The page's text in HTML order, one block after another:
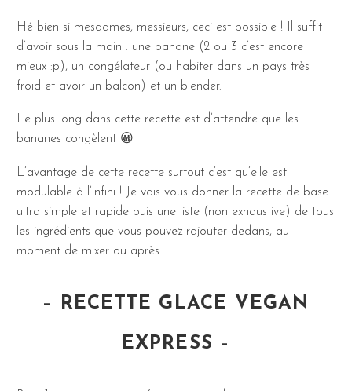
Hé bien si mesdames, messieurs, ceci est possible ! Il suffit
d’avoir sous la main : une banane (2 ou 3 c’est encore
mieux :p), un congélateur (ou habiter dans un pays très
froid et avoir un balcon) et un blender.
Le plus long dans cette recette est d’attendre que les
bananes congèlent 😀
L’avantage de cette recette surtout c’est qu’elle est
modulable à l’infini ! Je vais vous donner la recette de base
ultra simple et rapide puis une liste (non exhaustive) de tous
les ingrédients que vous pouvez rajouter dedans, au
moment de mixer ou après.
– RECETTE GLACE VEGAN
EXPRESS –